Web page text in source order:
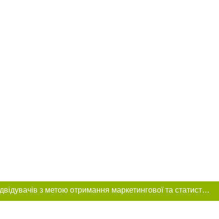
Цей сайт використовує «cookies». Також веб-сайт використовує інтернет-сервіс для збору технічних даних стосовно відвідувачів з метою отримання маркетингової та статистичної інформації. Умови обробки даних відвідувачів сайту див.